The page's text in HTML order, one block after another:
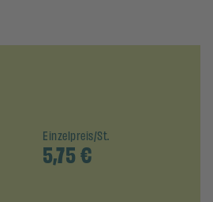
Einzelpreis/St.
5,75€